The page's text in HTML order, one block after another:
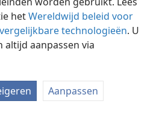
hetWereldwijd beleid voor
technologieën. U
aanpassen via
Aanpassen